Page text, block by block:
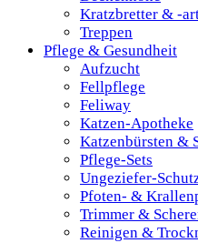
Kratzbretter & -
Treppen
Pflege & Gesundheit
Aufzucht
Fellpflege
Feliway
Katzen-Apotheke
Katzenbürsten &
Pflege-Sets
Ungeziefer-
Pfoten- &
Trimmer &
Reinigen &